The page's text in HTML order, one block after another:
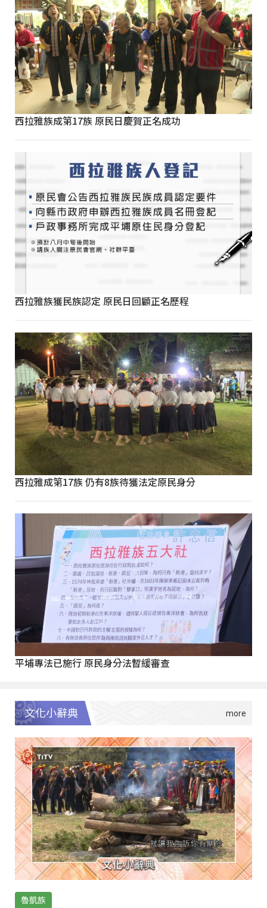
西拉雅族成第17族 原民日慶賀正名成功
西拉雅族獲民族認定 原民日回顧正名歷程
西拉雅成第17族 仍有8族待獲法定原民身分
平埔專法已施行 原民身分法暫緩審查
文化小辭典
魯凱族